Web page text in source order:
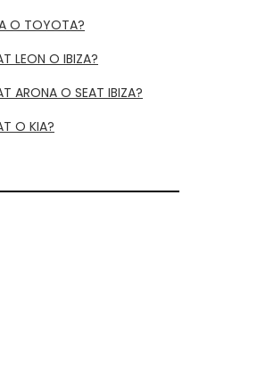
O TOYOTA?
LEON O IBIZA?
ARONA O SEAT IBIZA?
O KIA?